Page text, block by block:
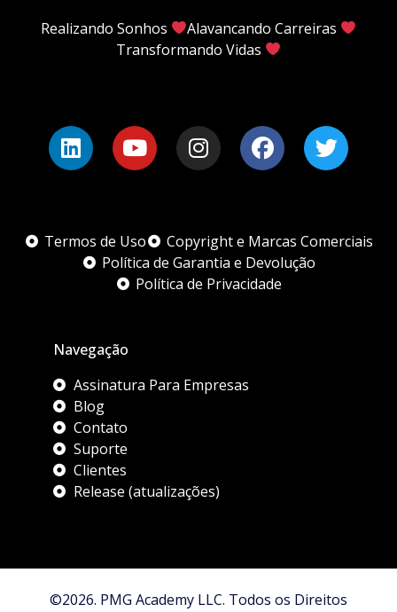
Realizando Sonhos
Alavancando Carreiras
Transformando Vidas
Termos de Uso
Copyright e Marcas Comerciais
Política de Garantia e Devolução
Política de Privacidade
Navegação
Assinatura Para Empresas
Blog
Contato
Suporte
Clientes
Release (atualizações)
©2026. PMG Academy LLC. Todos os Direitos